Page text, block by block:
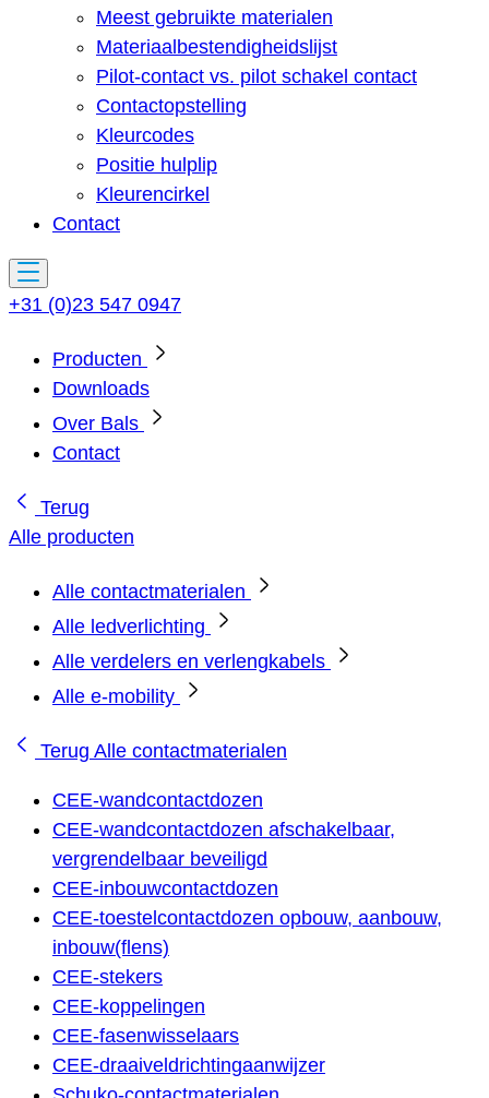
Meest gebruikte materialen
Materiaalbestendigheidslijst
Pilot-contact vs. pilot schakel contact
Contactopstelling
Kleurcodes
Positie hulplip
Kleurencirkel
Contact
+31 (0)23 547 0947
Producten
Downloads
Over Bals
Contact
Terug
Alle producten
Alle contactmaterialen
Alle ledverlichting
Alle verdelers en verlengkabels
Alle e-mobility
Terug Alle contactmaterialen
CEE-wandcontactdozen
CEE-wandcontactdozen afschakelbaar,
vergrendelbaar beveiligd
CEE-inbouwcontactdozen
CEE-toestelcontactdozen opbouw, aanbouw,
inbouw(flens)
CEE-stekers
CEE-koppelingen
CEE-fasenwisselaars
CEE-draaiveldrichtingaanwijzer